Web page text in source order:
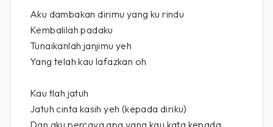
Aku dambakan dirimu yang ku rindu
Kembalilah padaku
Tunaikanlah janjimu yeh
Yang telah kau lafazkan oh
Kau tlah jatuh
Jatuh cinta kasih yeh (kepada diriku)
Dan aku percaya apa yang kau kata kepada